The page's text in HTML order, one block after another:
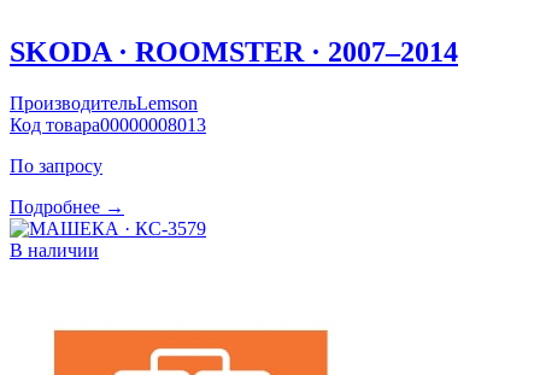
SKODA · ROOMSTER · 2007–2014
ПроизводительLemson
Код товара00000008013
По запросу
Подробнее →
В наличии